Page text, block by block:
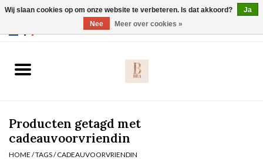
Slip
Body
Producten getagd met
cadeauvoorvriendin
HOME /TAGS/CADEAUVOORVRIENDIN
Wij slaan cookies op om onze website te verbeteren. Is dat akkoord?
Ja
Nee
Meer over cookies »
Webshop werkt met EU maten. .